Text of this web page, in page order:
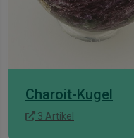
Charoit-Kugel
3 Artikel